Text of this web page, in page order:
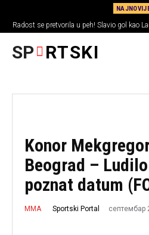
Radost se pretvorila u peh! Slavio gol kao
pogodak
SP RTSKI
Konor
Beograd –
poznat datum
MMA Sportski Portal септембар